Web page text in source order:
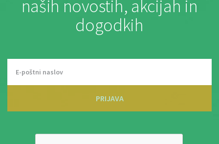
naših novostih, akcijah in
dogodkih
PRIJAVA